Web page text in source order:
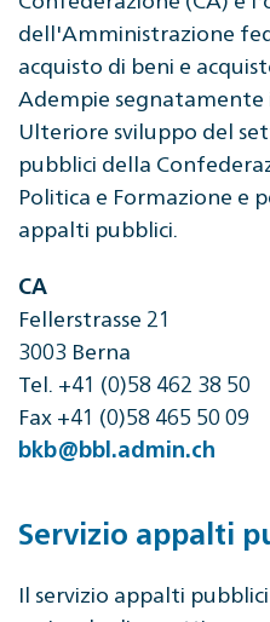
dell'Amministrazione
acquisto di beni e
Adempie
Ulteriore sviluppo del
pubblici della
Politica e Formazione e
appalti pubblici.
CA
Fellerstrasse 21
3003 Berna
Tel. +41 (0)58 462 38 50
Fax +41 (0)58 465 50 09
bkb@bbl.admin.ch
Servizio appalti
Il servizio appalti